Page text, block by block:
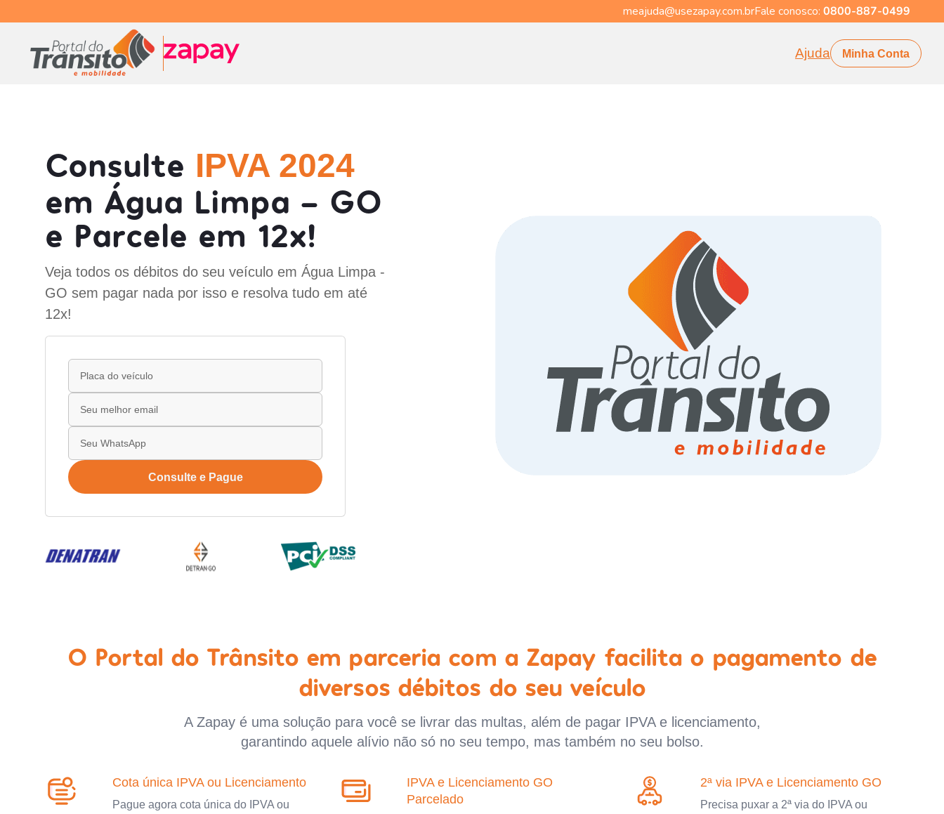
meajuda@usezapay.com.brFale conosco: 0800-887-0499
Ajuda Minha Conta
Consulte IPVA 2024
em Água Limpa - GO
e Parcele em 12x!
Veja todos os débitos do seu veículo em Água Limpa -
GO sem pagar nada por isso e resolva tudo em até
12x!
Consulte e Pague
O Portal do Trânsito em parceria com a Zapay facilita o pagamento de
diversos débitos do seu veículo
A Zapay é uma solução para você se livrar das multas, além de pagar IPVA e licenciamento,
garantindo aquele alívio não só no seu tempo, mas também no seu bolso.
Cota única IPVA ou Licenciamento
Pague agora cota única do IPVA ou
IPVA e Licenciamento GO
Parcelado
2ª via IPVA e Licenciamento GO
Precisa puxar a 2ª via do IPVA ou